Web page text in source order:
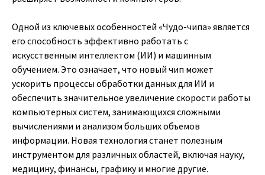
Одной из ключевых особенностей «Чудо-чипа» является
его способность эффективно работать с
искусственным интеллектом (ИИ) и машинным
обучением. Это означает, что новый чип может
ускорить процессы обработки данных для ИИ и
обеспечить значительное увеличение скорости работы
компьютерных систем, занимающихся сложными
вычислениями и анализом больших объемов
информации. Новая технология станет полезным
инструментом для различных областей, включая науку,
медицину, финансы, графику и многие другие.